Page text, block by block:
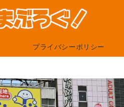
プライバシーポリシー